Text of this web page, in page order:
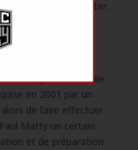
Il est à noter
dans cette
à droite.
son Angleterre natale
en 2001 par un
de faire effectuer
Matty un certain
et de préparation